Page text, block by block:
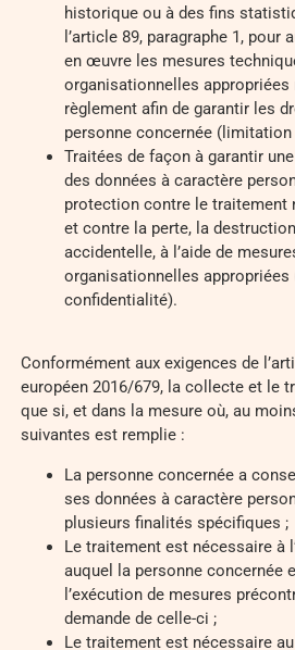
historique ou à des fins
l’article 89, paragraphe 1,
en œuvre les mesures
organisationnelles
règlement afin de garantir les
personne concernée
Traitées de façon à garantir
des données à caractère
protection contre le traitement
et contre la perte, la
accidentelle, à l’aide de
organisationnelles appropriées
confidentialité).
Conformément aux exigences de
européen 2016/679, la collecte et le
que si, et dans la mesure où, au
suivantes est remplie :
La personne concernée a
ses données à caractère
plusieurs finalités spécifiques ;
Le traitement est nécessaire à
auquel la personne concernée
l’exécution de mesures
demande de celle-ci ;
Le traitement est nécessaire au